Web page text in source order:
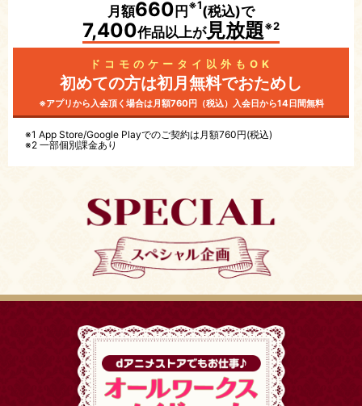
月額660 円 ※1(税込)で
7,400作品以上が見放題※2
ドコモのケータイ以外もOK
初めての方は初月無料でおためし
※アプリから入会頂く場合は月額760円（税込） 入会日から14日間無料
※1 App Store/Google Playでのご契約は月額760円(税込)
※2 一部個別課金あり